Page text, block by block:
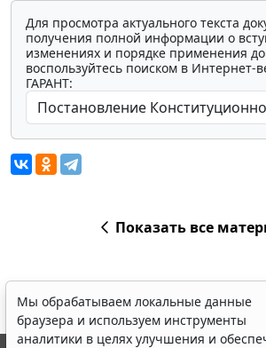
Для просмотра актуального текста
получения полной информации о
изменениях и порядке применения
воспользуйтесь поиском в Интернет-
ГАРАНТ:
Показать все
Мы обрабатываем локальные данные
браузера и используем инструменты
аналитики в целях улучшения и